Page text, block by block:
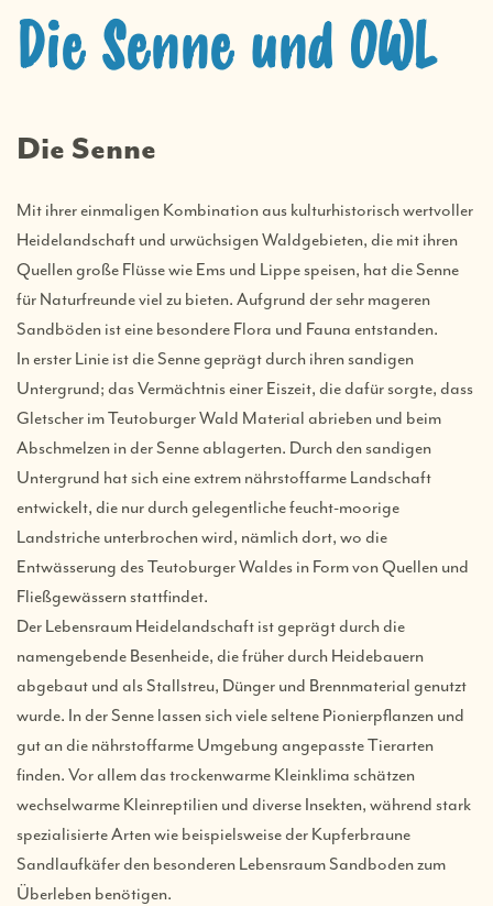
Die Senne und OWL
Die Senne
Mit ihrer einmaligen Kombination aus kulturhistorisch wertvoller
Heidelandschaft und urwüchsigen Waldgebieten, die mit ihren
Quellen große Flüsse wie Ems und Lippe speisen, hat die Senne
für Naturfreunde viel zu bieten. Aufgrund der sehr mageren
Sandböden ist eine besondere Flora und Fauna entstanden.
In erster Linie ist die Senne geprägt durch ihren sandigen
Untergrund; das Vermächtnis einer Eiszeit, die dafür sorgte, dass
Gletscher im Teutoburger Wald Material abrieben und beim
Abschmelzen in der Senne ablagerten. Durch den sandigen
Untergrund hat sich eine extrem nährstoffarme Landschaft
entwickelt, die nur durch gelegentliche feucht-moorige
Landstriche unterbrochen wird, nämlich dort, wo die
Entwässerung des Teutoburger Waldes in Form von Quellen und
Fließgewässern stattfindet.
Der Lebensraum Heidelandschaft ist geprägt durch die
namengebende Besenheide, die früher durch Heidebauern
abgebaut und als Stallstreu, Dünger und Brennmaterial genutzt
wurde. In der Senne lassen sich viele seltene Pionierpflanzen und
gut an die nährstoffarme Umgebung angepasste Tierarten
finden. Vor allem das trockenwarme Kleinklima schätzen
wechselwarme Kleinreptilien und diverse Insekten, während stark
spezialisierte Arten wie beispielsweise der Kupferbraune
Sandlaufkäfer den besonderen Lebensraum Sandboden zum
Überleben benötigen.